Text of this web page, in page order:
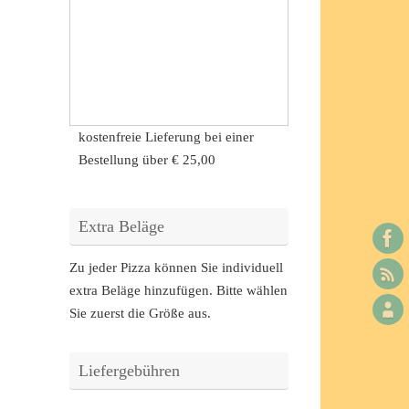
kostenfreie Lieferung bei einer
Bestellung über € 25,00
Extra Beläge
Zu jeder Pizza können Sie individuell
extra Beläge hinzufügen. Bitte wählen
Sie zuerst die Größe aus.
Liefergebühren